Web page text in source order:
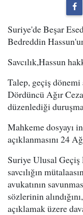
Suriye'de Beşar
Bedreddin
Savcılık,Hassun
Talep, geçiş
Dördüncü Ağır
düzenlediği
Mahkeme dosyayı
açıklanmasını 24
Suriye Ulusal
savcılığın
avukatının
sözlerinin
açıklamak üzere